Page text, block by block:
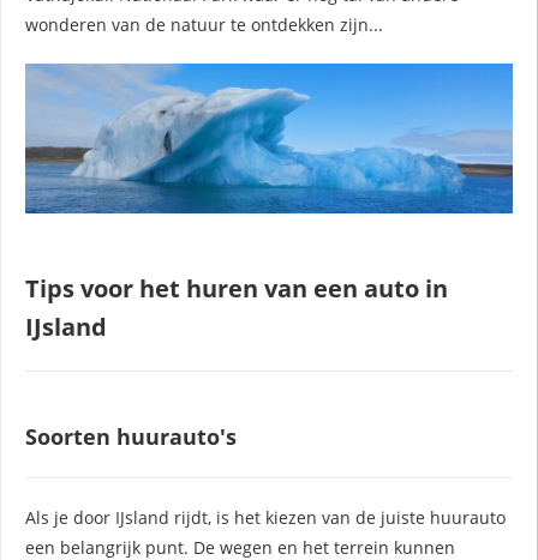
wonderen van de natuur te ontdekken zijn...
Tips voor het huren van een auto in
IJsland
Soorten huurauto's
Als je door IJsland rijdt, is het kiezen van de juiste huurauto
een belangrijk punt. De wegen en het terrein kunnen